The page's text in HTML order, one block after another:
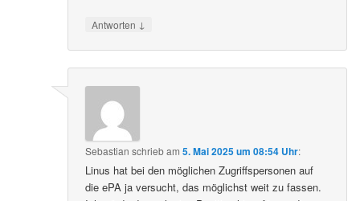
Antworten ↓
Sebastian schriebam5. Mai 2025 um 08:54 Uhr:
Linus hat bei den möglichen Zugriffspersonen auf
die ePA ja versucht, das möglichst weit zu fassen.